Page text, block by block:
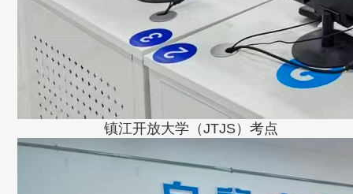
镇江开放大学（JTJS）考点